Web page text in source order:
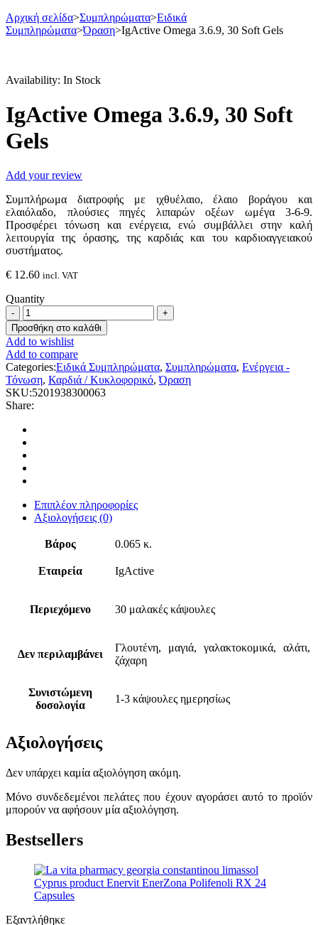
Αρχική σελίδα>Συμπληρώματα>Ειδικά
Συμπληρώματα>Όραση>IgActive Omega 3.6.9, 30 Soft Gels
Availability: In Stock
IgActive Omega 3.6.9, 30 Soft
Gels
Add your review
Συμπλήρωμα διατροφής με ιχθυέλαιο, έλαιο βοράγου και
ελαιόλαδο, πλούσιες πηγές λιπαρών οξέων ωμέγα 3-6-9.
Προσφέρει τόνωση και ενέργεια, ενώ συμβάλλει στην καλή
λειτουργία της όρασης, της καρδιάς και του καρδιοαγγειακού
συστήματος.
€ 12.60 incl. VAT
Quantity
IgActive
Omega
3.6.9,
30
Soft
Gels
quantity
Προσθήκη στο καλάθι
Add to wishlist
Add to compare
Categories:Ειδικά Συμπληρώματα, Συμπληρώματα, Ενέργεια -
Τόνωση, Καρδιά / Κυκλοφορικό,Όραση
SKU:5201938300063
Share:
Επιπλέον πληροφορίες
Αξιολογήσεις (0)
Βάρος 0.065 κ.
Εταιρεία IgActive
Περιεχόμενο 30 μαλακές κάψουλες
Δεν περιλαμβάνει
Γλουτένη, μαγιά, γαλακτοκομικά, αλάτι,
ζάχαρη
Συνιστώμενη
δοσολογία
1-3 κάψουλες ημερησίως
Αξιολογήσεις
Δεν υπάρχει καμία αξιολόγηση ακόμη.
Μόνο συνδεδεμένοι πελάτες που έχουν αγοράσει αυτό το προϊόν
μπορούν να αφήσουν μία αξιολόγηση.
Bestsellers
Εξαντλήθηκε